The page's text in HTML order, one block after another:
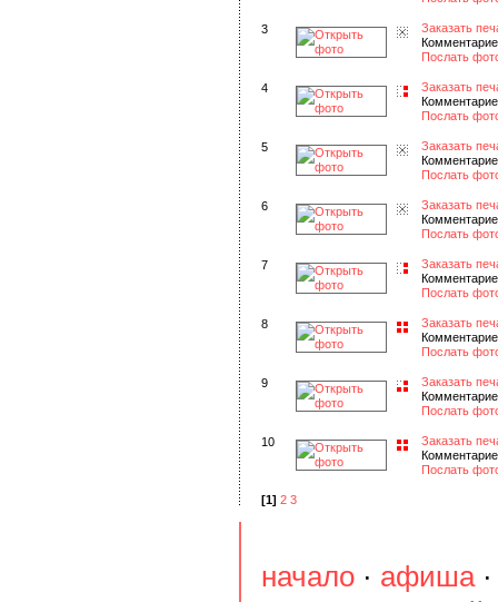
3
Заказать
Послать
4
Заказать
Послать
5
Заказать
Послать
6
Заказать
Послать
7
Заказать
Послать
8
Заказать
Послать
9
Заказать
Послать
10
Заказать
Послать
[1] 2 3
начало · афиша